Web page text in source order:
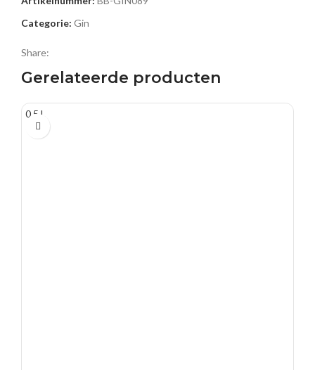
Categorie: Gin
Share:
Gerelateerde producten
0.5 L